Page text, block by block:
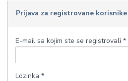
Prijava za registrovane korisnike
E-mail sa kojim ste se registrovali *
Lozinka *